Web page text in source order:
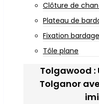
Clôture de
Plateau de
Fixation bardage
Tôle plane
Tolgawood :
Tolganor